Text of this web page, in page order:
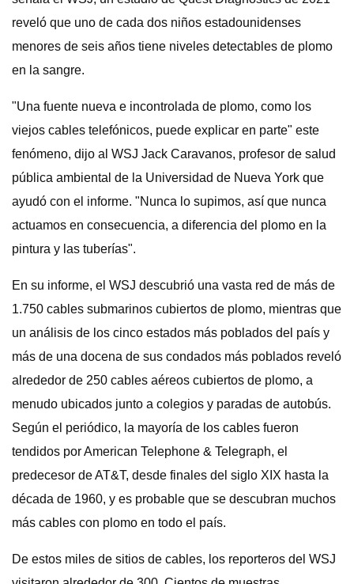
reveló que uno de cada dos niños estadounidenses
menores de seis años tiene niveles detectables de plomo
en la sangre.
"Una fuente nueva e incontrolada de plomo, como los
viejos cables telefónicos, puede explicar en parte" este
fenómeno, dijo al WSJ Jack Caravanos, profesor de salud
pública ambiental de la Universidad de Nueva York que
ayudó con el informe. "Nunca lo supimos, así que nunca
actuamos en consecuencia, a diferencia del plomo en la
pintura y las tuberías".
En su informe, el WSJ descubrió una vasta red de más de
1.750 cables submarinos cubiertos de plomo, mientras que
un análisis de los cinco estados más poblados del país y
más de una docena de sus condados más poblados reveló
alrededor de 250 cables aéreos cubiertos de plomo, a
menudo ubicados junto a colegios y paradas de autobús.
Según el periódico, la mayoría de los cables fueron
tendidos por American Telephone & Telegraph, el
predecesor de AT&T, desde finales del siglo XIX hasta la
década de 1960, y es probable que se descubran muchos
más cables con plomo en todo el país.
De estos miles de sitios de cables, los reporteros del WSJ